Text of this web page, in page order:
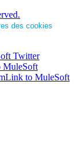
des cookies
Twitter
MuleSoft
Link to MuleSoft